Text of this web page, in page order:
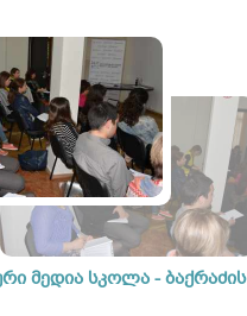
მედია სკოლა - ბაქრაძის